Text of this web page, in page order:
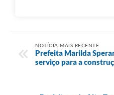
NOTÍCIA MAIS RECENTE
Prefeita Marilda
serviço para a